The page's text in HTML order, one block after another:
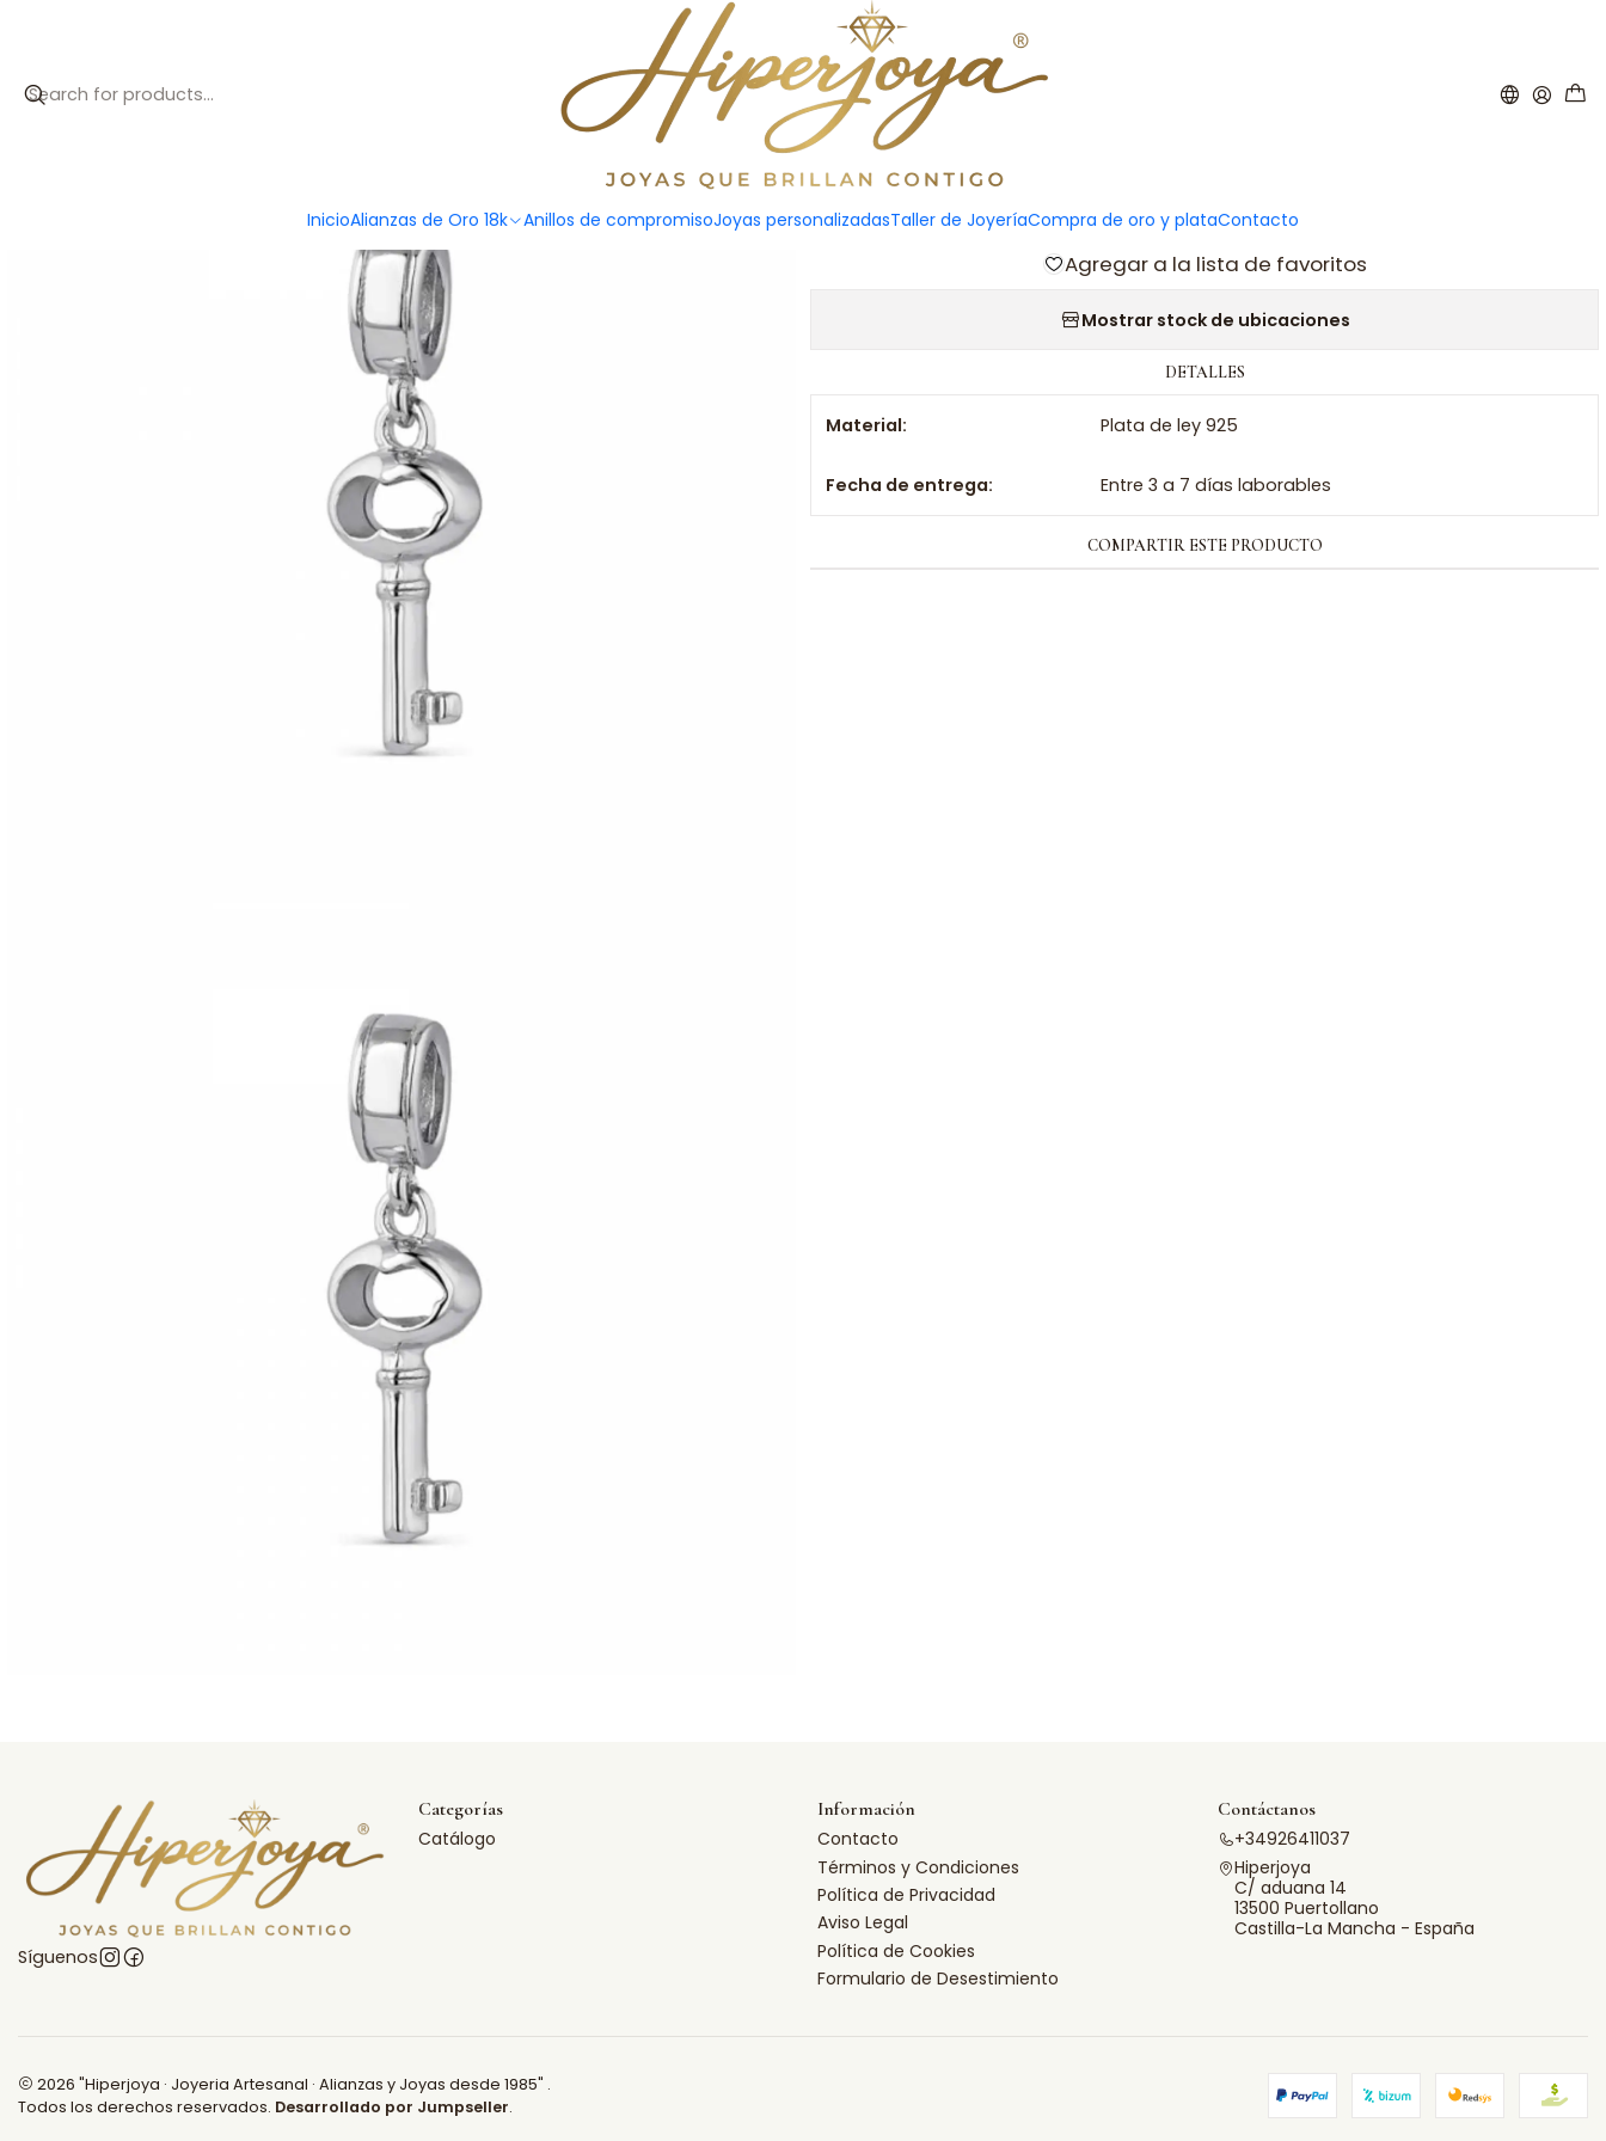
InicioAlianzas de Oro 18k Anillos de compromisoJoyas personalizadasTaller de JoyeríaCompra de oro y plataContacto
Cantidad
Agregar al carro
Agregar a la lista de favoritos
Mostrar stock de ubicaciones
DETALLES
Material: Plata de ley 925
Fecha de entrega: Entre 3 a 7 días laborables
COMPARTIR ESTE PRODUCTO
Síguenos
Categorías
Catálogo
Información
Contacto
Términos y Condiciones
Política de Privacidad
Aviso Legal
Política de Cookies
Formulario de Desestimiento
Contáctanos
+34926411037
Hiperjoya
C/ aduana 14
13500 Puertollano
Castilla-La Mancha - España
2026 "Hiperjoya · Joyeria Artesanal · Alianzas y Joyas desde 1985" .
Todos los derechos reservados. Desarrollado por Jumpseller.